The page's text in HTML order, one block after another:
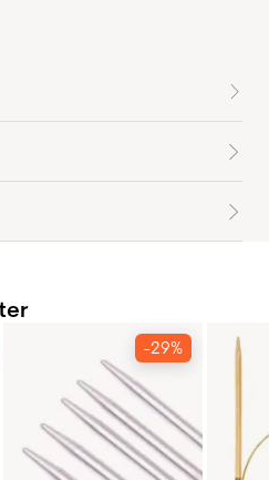
-29%